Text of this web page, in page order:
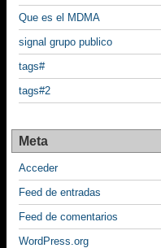
Que es el MDMA
signal grupo publico
tags#
tags#2
Meta
Acceder
Feed de entradas
Feed de comentarios
WordPress.org